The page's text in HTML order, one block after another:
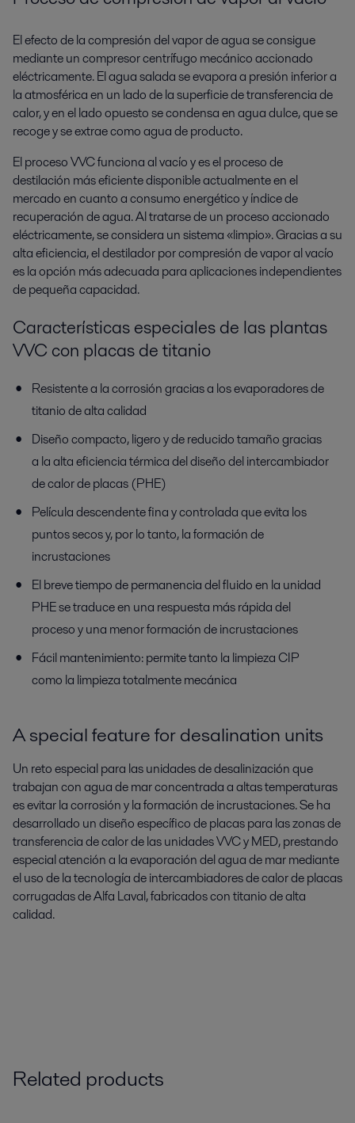
El efecto de la compresión del vapor de agua se consigue
mediante un compresor centrífugo mecánico accionado
eléctricamente. El agua salada se evapora a presión inferior a
la atmosférica en un lado de la superficie de transferencia de
calor, y en el lado opuesto se condensa en agua dulce, que se
recoge y se extrae como agua de producto.
El proceso VVC funciona al vacío y es el proceso de
destilación más eficiente disponible actualmente en el
mercado en cuanto a consumo energético y índice de
recuperación de agua. Al tratarse de un proceso accionado
eléctricamente, se considera un sistema «limpio». Gracias a su
alta eficiencia, el destilador por compresión de vapor al vacío
es la opción más adecuada para aplicaciones independientes
de pequeña capacidad.
Características especiales de las plantas
VVC con placas de titanio
Resistente a la corrosión gracias a los evaporadores de
titanio de alta calidad
Diseño compacto, ligero y de reducido tamaño gracias
a la alta eficiencia térmica del diseño del intercambiador
de calor de placas (PHE)
Película descendente fina y controlada que evita los
puntos secos y, por lo tanto, la formación de
incrustaciones
El breve tiempo de permanencia del fluido en la unidad
PHE se traduce en una respuesta más rápida del
proceso y una menor formación de incrustaciones
Fácil mantenimiento: permite tanto la limpieza CIP
como la limpieza totalmente mecánica
A special feature for desalination units
Un reto especial para las unidades de desalinización que
trabajan con agua de mar concentrada a altas temperaturas
es evitar la corrosión y la formación de incrustaciones. Se ha
desarrollado un diseño específico de placas para las zonas de
transferencia de calor de las unidades VVC y MED, prestando
especial atención a la evaporación del agua de mar mediante
el uso de la tecnología de intercambiadores de calor de placas
corrugadas de Alfa Laval, fabricados con titanio de alta
calidad.
Related products